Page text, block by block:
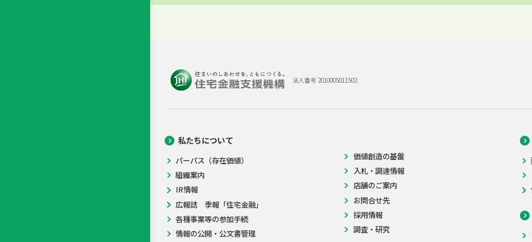
法人番号 2010005011502
私たちについて
パーパス（存在価値）
組織案内
IR情報
広報誌 季報「住宅金融」
各種事業等の参加手続
情報の公開・公文書管理
価値創造の基盤
入札・調達情報
店舗のご案内
お問合せ先
採用情報
調査・研究